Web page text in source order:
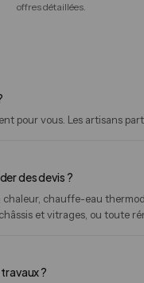
offres détaillées.
pour vous. Les artisans
des devis ?
chaleur, chauffe-eau
et vitrages, ou toute
?